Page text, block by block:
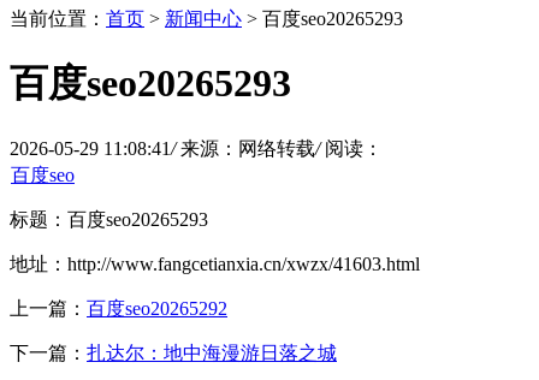
当前位置： 首页 > 新闻中心 > 百度seo20265293
百度seo20265293
2026-05-29 11:08:41/ 来源：网络转载/ 阅读：
百度seo
标题：百度seo20265293
地址：http://www.fangcetianxia.cn/xwzx/41603.html
上一篇： 百度seo20265292
下一篇： 扎达尔：地中海漫游日落之城